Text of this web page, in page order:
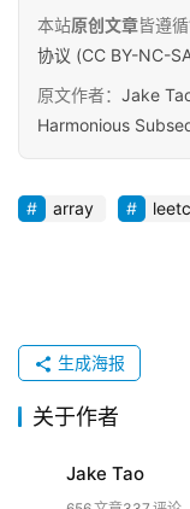
态
碎
碎
念
推
具
关
本站原创文章皆遵循
协议 (CC BY-NC-
原文作者： Jake
Harmonious
array
生成海报
关于作者
Jake Tao